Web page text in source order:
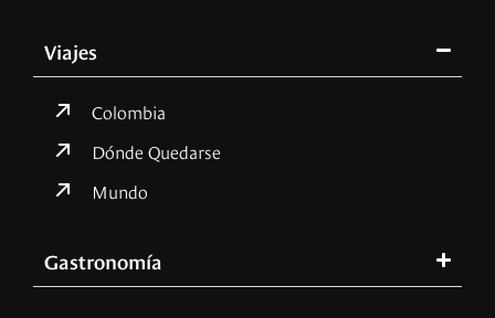
Viajes
Colombia
Dónde Quedarse
Mundo
Gastronomía